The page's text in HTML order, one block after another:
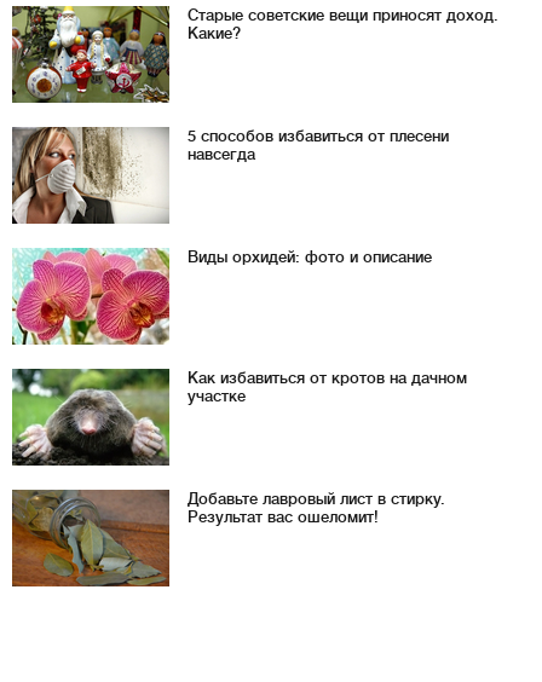
Старые советские вещи приносят доход.
Какие?
5 способов избавиться от плесени
навсегда
Виды орхидей: фото и описание
Как избавиться от кротов на дачном
участке
Добавьте лавровый лист в стирку.
Результат вас ошеломит!